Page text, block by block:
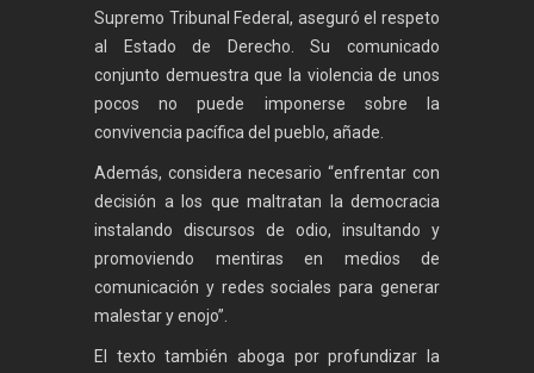
Supremo Tribunal Federal, aseguró el respeto
al Estado de Derecho. Su comunicado
conjunto demuestra que la violencia de unos
pocos no puede imponerse sobre la
convivencia pacífica del pueblo, añade.
Además, considera necesario “enfrentar con
decisión a los que maltratan la democracia
instalando discursos de odio, insultando y
promoviendo mentiras en medios de
comunicación y redes sociales para generar
malestar y enojo”.
El texto también aboga por profundizar la